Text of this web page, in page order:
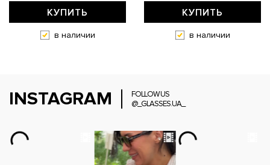
КУПИТЬ
в наличии
КУПИТЬ
в наличии
INSTAGRAM
FOLLOW US
@_GLASSES.UA_